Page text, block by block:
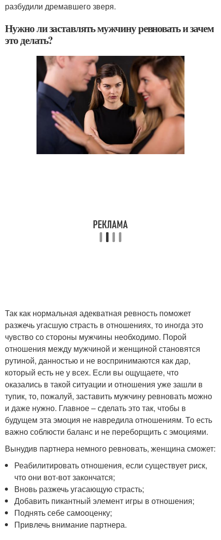
разбудили дремавшего зверя.
Нужно ли заставлять мужчину ревновать и зачем
это делать?
Так как нормальная адекватная ревность поможет
разжечь угасшую страсть в отношениях, то иногда это
чувство со стороны мужчины необходимо. Порой
отношения между мужчиной и женщиной становятся
рутиной, данностью и не воспринимаются как дар,
который есть не у всех. Если вы ощущаете, что
оказались в такой ситуации и отношения уже зашли в
тупик, то, пожалуй, заставить мужчину ревновать можно
и даже нужно. Главное – сделать это так, чтобы в
будущем эта эмоция не навредила отношениям. То есть
важно соблюсти баланс и не переборщить с эмоциями.
Вынудив партнера немного ревновать, женщина сможет:
Реабилитировать отношения, если существует риск,
что они вот-вот закончатся;
Вновь разжечь угасающую страсть;
Добавить пикантный элемент игры в отношения;
Поднять себе самооценку;
Привлечь внимание партнера.